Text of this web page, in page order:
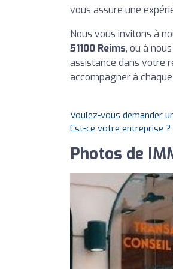
vous assure une
Nous vous invitons à
51100 Reims, ou à
assistance dans votre
accompagner à
Voulez-vous demander
Est-ce votre entreprise
Photos de